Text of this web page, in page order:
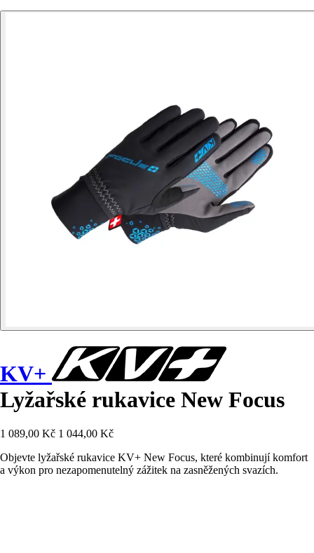
KV+
Lyžařské rukavice New Focus
1 089,00 Kč 1 044,00 Kč
Objevte lyžařské rukavice KV+ New Focus, které kombinují komfort
a výkon pro nezapomenutelný zážitek na zasněžených svazích.